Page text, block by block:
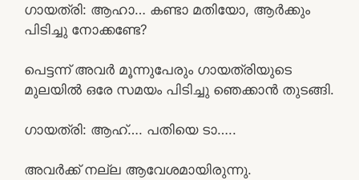
ഗായത്രി: ആഹാ… കണ്ടാ മതിയോ, ആർക്കും
പിടിച്ചു നോക്കണ്ടേ?
പെട്ടന്ന് അവർ മൂന്നുപേരും ഗായത്രിയുടെ
മുലയിൽ ഒരേ സമയം പിടിച്ചു ഞെക്കാൻ തുടങ്ങി.
ഗായത്രി: ആഹ്…. പതിയെ ടാ…..
അവർക്ക് നല്ല ആവേശമായിരുന്നു.